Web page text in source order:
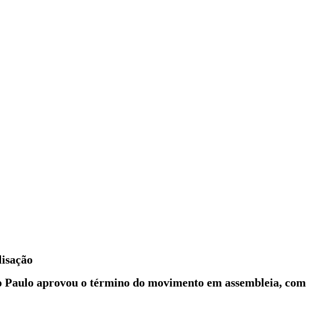
aprovou o término do movimento em assembleia, com